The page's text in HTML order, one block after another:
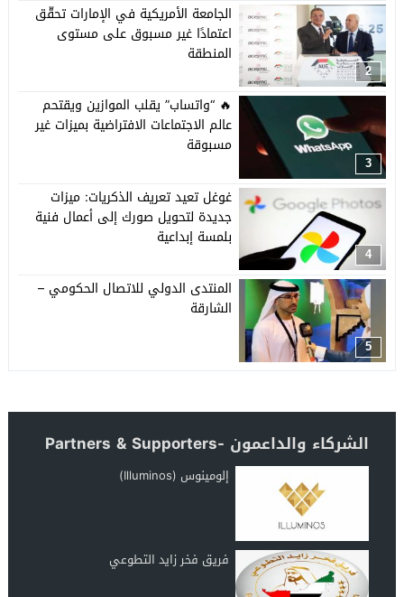
2
الجامعة الأمريكية في الإمارات تحقّق
اعتمادًا غير مسبوق على مستوى
المنطقة
3
🔥 “واتساب” يقلب الموازين ويقتحم
عالم الاجتماعات الافتراضية بميزات غير
مسبوقة
4
غوغل تعيد تعريف الذكريات: ميزات
جديدة لتحويل صورك إلى أعمال فنية
بلمسة إبداعية
5
المنتدى الدولي للاتصال الحكومي –
الشارقة
الشركاء والداعمون -Partners & Supporters
إلومينوس (Illuminos)
فريق فخر زايد التطوعي